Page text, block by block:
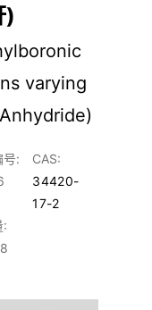
)
varying
号:
CAS:
34420-
17-2
: